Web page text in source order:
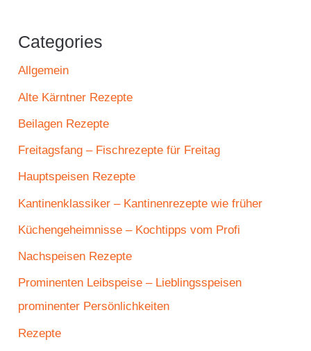
Categories
Allgemein
Alte Kärntner Rezepte
Beilagen Rezepte
Freitagsfang – Fischrezepte für Freitag
Hauptspeisen Rezepte
Kantinenklassiker – Kantinenrezepte wie früher
Küchengeheimnisse – Kochtipps vom Profi
Nachspeisen Rezepte
Prominenten Leibspeise – Lieblingsspeisen
prominenter Persönlichkeiten
Rezepte